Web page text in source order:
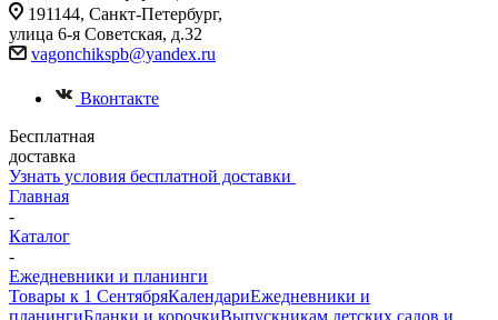
191144, Санкт-Петербург,
улица 6-я Советская, д.32
vagonchikspb@yandex.ru
Вконтакте
Бесплатная
доставка
Узнать условия бесплатной доставки
Главная
-
Каталог
-
Ежедневники и планинги
Товары к 1 СентябряКалендариЕжедневники и
планингиБланки и корочкиВыпускникам детских садов и